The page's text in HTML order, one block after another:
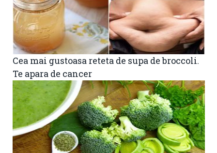
Cea mai gustoasa reteta de supa de broccoli.
Te apara de cancer